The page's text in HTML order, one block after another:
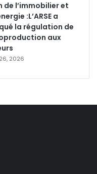
de l’immobilier et
:L’ARSE a
la régulation de
aux
2026